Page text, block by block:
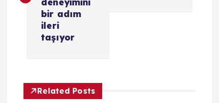
z
bir adım
ileri
taşıyor
Related Posts